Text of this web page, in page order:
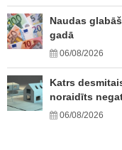
Naudas
gadā
06/08/2026
Katrs
noraidīts
06/08/2026